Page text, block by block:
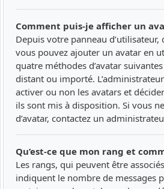
Comment puis-je afficher un
Depuis votre panneau d’utilisateur,
vous pouvez ajouter un avatar en
quatre méthodes d’avatar
distant ou importé.
activer ou non les avatars et
ils sont mis à disposition. Si vous
d’avatar, contactez un
Qu’est-ce que mon rang et
Les rangs, qui peuvent être
indiquent le nombre de messages